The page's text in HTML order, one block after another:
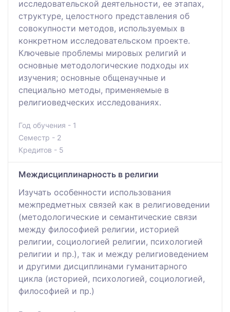
исследовательской деятельности, ее этапах,
структуре, целостного представления об
совокупности методов, используемых в
конкретном исследовательском проекте.
Ключевые проблемы мировых религий и
основные методологические подходы их
изучения; основные общенаучные и
специально методы, применяемые в
религиоведческих исследованиях.
Год обучения - 1
Семестр - 2
Кредитов - 5
Междисциплинарность в религии
Изучать особенности использования
межпредметных связей как в религиоведении
(методологические и семантические связи
между философией религии, историей
религии, социологией религии, психологией
религии и пр.), так и между религиоведением
и другими дисциплинами гуманитарного
цикла (историей, психологией, социологией,
философией и пр.)